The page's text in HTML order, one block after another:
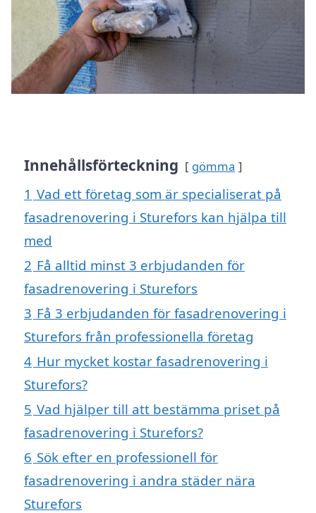
Innehållsförteckning gömma
1 Vad ett företag som är specialiserat på
fasadrenovering i Sturefors kan hjälpa till
med
2 Få alltid minst 3 erbjudanden för
fasadrenovering i Sturefors
3 Få 3 erbjudanden för fasadrenovering i
Sturefors från professionella företag
4 Hur mycket kostar fasadrenovering i
Sturefors?
5 Vad hjälper till att bestämma priset på
fasadrenovering i Sturefors?
6 Sök efter en professionell för
fasadrenovering i andra städer nära
Sturefors